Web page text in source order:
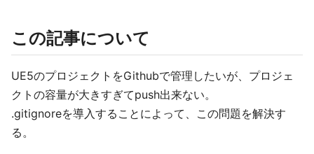
この記事について
UE5のプロジェクトをGithubで管理したいが、プロジェ
クトの容量が大きすぎてpush出来ない。
.gitignoreを導入することによって、この問題を解決す
る。